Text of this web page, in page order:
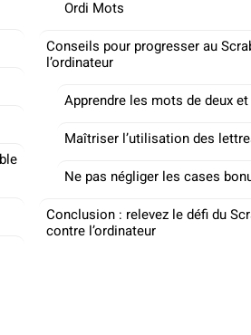
Ordi Mots
Conseils pour progresser au
l’ordinateur
Apprendre les mots de deux
Maîtriser l’utilisation des
Ne pas négliger les cases
Conclusion : relevez le défi du
contre l’ordinateur